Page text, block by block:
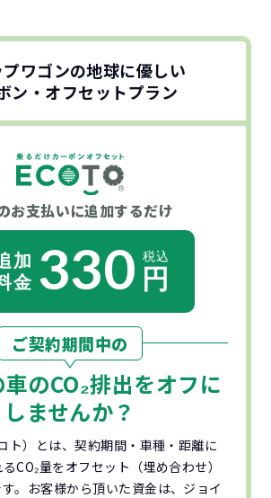
ワゴンの地球に優しい
ン・オフセットプラン
お支払いに追加するだけ
330
ご契約期間中の
のCO₂排出をオフに
しませんか？
ト）とは、契約期間・車種・距離に
CO₂量をオフセット（埋め合わせ）
。お客様から頂いた資金は、ジョイ